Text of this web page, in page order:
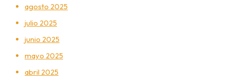
agosto 2025
julio 2025
junio 2025
mayo 2025
abril 2025